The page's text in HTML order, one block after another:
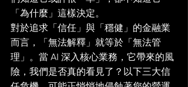
「為什麼」這樣決定。
對於追求「信任」與「穩健」的金融業
而言，「無法解釋」就等於「無法管
理」。當 AI 深入核心業務，它帶來的風
險，我們是否真的看見了？以下三大信